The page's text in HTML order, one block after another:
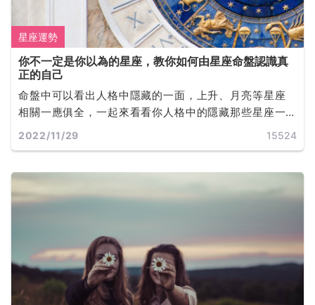
星座運勢
你不一定是你以為的星座，教你如何由星座命盤認識真
正的自己
命盤中可以看出人格中隱藏的一面，上升、月亮等星座
相關一應俱全，一起來看看你人格中的隱藏那些星座一
同探索不為人知的你吧!
2022/11/29 15524